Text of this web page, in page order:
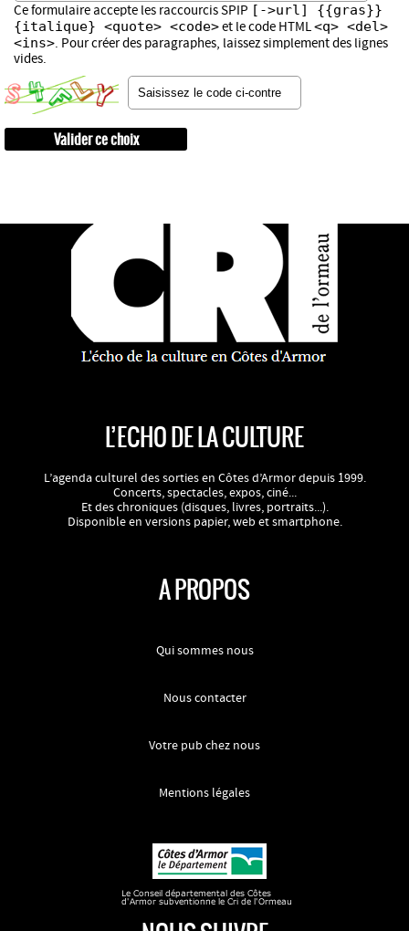
Ce formulaire accepte les raccourcis SPIP [->url] {{gras}}
{italique} <quote> <code>et le code HTML<q> <del>
<ins>. Pour créer des paragraphes, laissez simplement des lignes
vides.
L’ECHO DE LA CULTURE
L’agenda culturel des sorties en Côtes d’Armor depuis 1999.
Concerts, spectacles, expos, ciné...
Et des chroniques (disques, livres, portraits...).
Disponible en versions papier, web et smartphone.
A PROPOS
Qui sommes nous
Nous contacter
Votre pub chez nous
Mentions légales